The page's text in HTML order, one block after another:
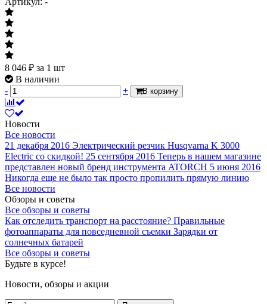
8 046 ₽ за 1 шт
В наличии
-
+ В корзину
Новости
Все новости
21 декабря 2016 Электрический резчик Husqvarna K 3000
Electric со скидкой! 25 сентября 2016 Теперь в нашем магазине
представлен новый бренд инструмента ATORCH 5 июня 2016
Никогда еще не было так просто пропилить прямую линию
Все новости
Обзоры и советы
Все обзоры и советы
Как отследить транспорт на расстояние? Правильные
фотоаппараты для повседневной съемки Зарядки от
солнечных батарей
Все обзоры и советы
Будьте в курсе!
Новости, обзоры и акции